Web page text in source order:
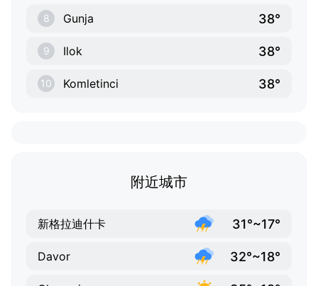
8 Gunja 38°
9 Ilok 38°
10 Komletinci 38°
附近城市
新格拉迪什卡 31°~17°
Davor 32°~18°